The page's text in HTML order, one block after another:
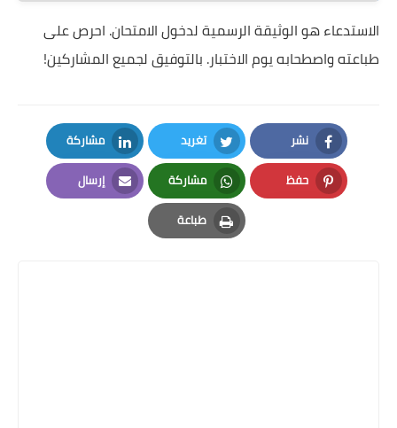
الاستدعاء هو الوثيقة الرسمية لدخول الامتحان. احرص على
طباعته واصطحابه يوم الاختبار. بالتوفيق لجميع المشاركين!
نشر
Facebook
تغريد
Twitter
مشاركة
LinkedIn
حفظ
Pinterest
مشاركة
Whatsapp
إرسال
Email
طباعة
Print